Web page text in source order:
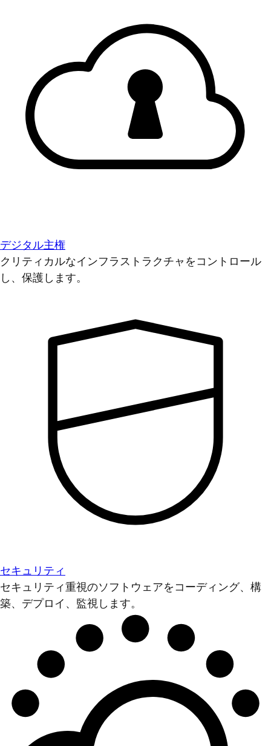
デジタル主権
クリティカルなインフラストラクチャをコントロール
し、保護します。
セキュリティ
セキュリティ重視のソフトウェアをコーディング、構
築、デプロイ、監視します。